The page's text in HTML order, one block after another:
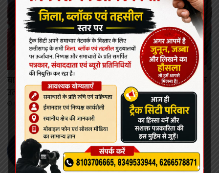
गौरेला पेंड्रा मरवाही
बायोफैच इंडिया में राष्ट्रीय स्तर पर पहचान बने जीपीएम के जैविक
उत्पाद।
August 6, 2026